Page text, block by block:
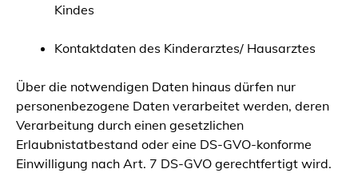
Kindes
Kontaktdaten des Kinderarztes/ Hausarztes
Über die notwendigen Daten hinaus dürfen nur
personenbezogene Daten verarbeitet werden, deren
Verarbeitung durch einen gesetzlichen
Erlaubnistatbestand oder eine DS-GVO-konforme
Einwilligung nach Art. 7 DS-GVO gerechtfertigt wird.